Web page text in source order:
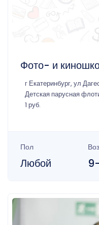
Фото- и
г Екатеринбург, ул
Детская парусная
1 руб.
Пол
Любой